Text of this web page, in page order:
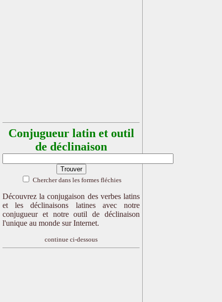
Conjugueur latin et outil
de déclinaison
Chercher dans les formes fléchies
Découvrez la conjugaison des verbes latins
et les déclinaisons latines avec notre
conjugueur et notre outil de déclinaison
l'unique au monde sur Internet.
continue ci-dessous